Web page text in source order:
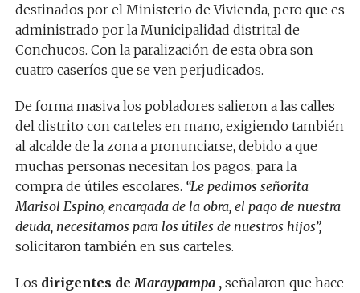
destinados por el Ministerio de Vivienda, pero que es
administrado por la Municipalidad distrital de
Conchucos. Con la paralización de esta obra son
cuatro caseríos que se ven perjudicados.
De forma masiva los pobladores salieron a las calles
del distrito con carteles en mano, exigiendo también
al alcalde de la zona a pronunciarse, debido a que
muchas personas necesitan los pagos, para la
compra de útiles escolares. “Le pedimos señorita
Marisol Espino, encargada de la obra, el pago de nuestra
deuda, necesitamos para los útiles de nuestros hijos”,
solicitaron también en sus carteles.
Los dirigentes de Maraypampa, señalaron que hace